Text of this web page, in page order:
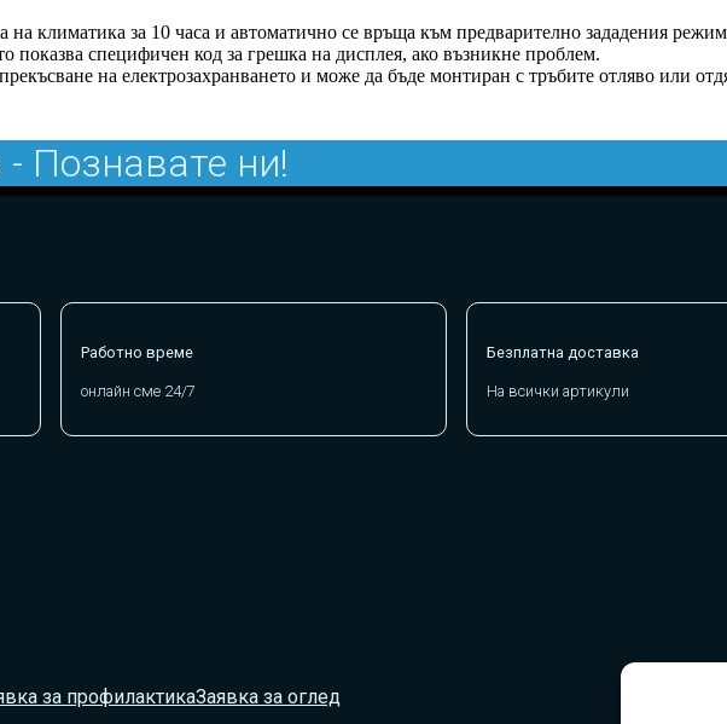
на климатика за 10 часа и автоматично се връща към предварително зададения
показва специфичен код за грешка на дисплея, ако възникне проблем.
на електрозахранването и може да бъде монтиран с тръбите отляво или
Познавате ни!
Работно време
онлайн сме 24/7
Безплатна доставка
На всички артикули
за профилактикаЗаявка за оглед